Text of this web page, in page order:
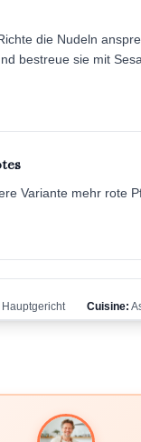
die Nudeln
bestreue sie mit
Variante mehr rote
Hauptgericht Cuisine: